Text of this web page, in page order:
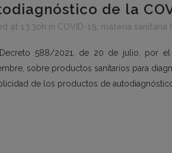
de la
at 13:30h in COVID-19 materia sanitaria
Decreto 588/2021, de 20 de julio, por
sobre productos sanitarios para
de los productos de